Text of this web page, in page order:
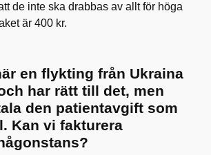
de inte ska drabbas av allt för höga
är 400 kr.
en flykting från Ukraina
har rätt till det, men
den patientavgift som
Kan vi fakturera